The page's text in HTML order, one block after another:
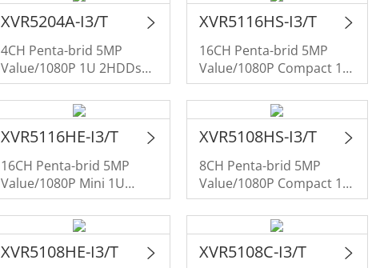
XVR5204A-I3/T
4CH Penta-brid 5MP
Value/1080P 1U 2HDDs
WizSense Digital Video
Recorder
XVR5116HS-I3/T
16CH Penta-brid 5MP
Value/1080P Compact 1U
1HDD WizSense Digital
Video Recorder
XVR5116HE-I3/T
16CH Penta-brid 5MP
Value/1080P Mini 1U
1HDD WizSense Digital
Video Recorder
XVR5108HS-I3/T
8CH Penta-brid 5MP
Value/1080P Compact 1U
1HDD WizSense Digital
Video Recorder
XVR5108HE-I3/T XVR5108C-I3/T